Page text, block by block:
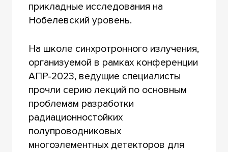
прикладные исследования на
Нобелевский уровень.
На школе синхротронного излучения,
организуемой в рамках конференции
АПР-2023, ведущие специалисты
прочли серию лекций по основным
проблемам разработки
радиационностойких
полупроводниковых
многоэлементных детекторов для